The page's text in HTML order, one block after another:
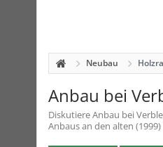
Neubau
Anbau bei
DiskutiereAnbau bei
Anbaus an den alten